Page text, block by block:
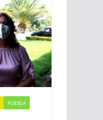
PUEBLA